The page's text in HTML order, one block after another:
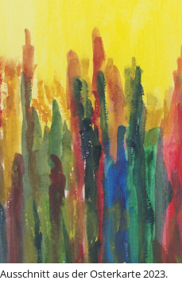
Ausschnitt aus der Osterkarte 2023.